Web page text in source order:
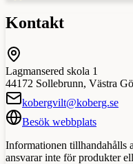
Kontakt
Lagmansered skola 1
44172 Sollebrunn, Västra
kobergvilt@koberg.se
Besök webbplats
Informationen tillhandahålls
ansvarar inte för produkter